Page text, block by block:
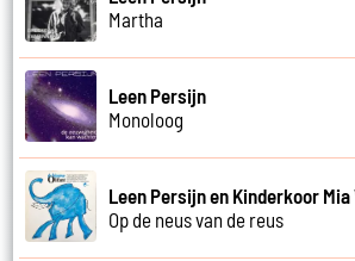
Martha
Leen Persijn
Monoloog
Leen Persijn en Kinderkoor
Op de neus van de reus